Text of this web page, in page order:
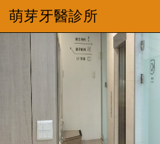
萌芽牙醫診所